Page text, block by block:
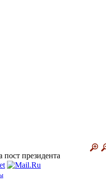
президента